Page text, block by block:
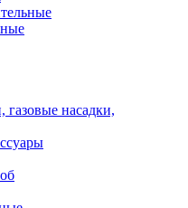
газовые насадки,